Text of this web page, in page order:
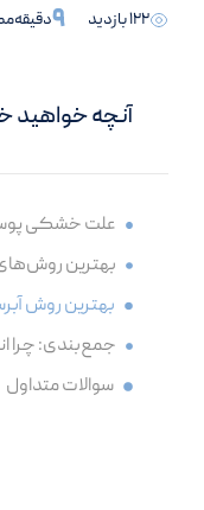
122 بازدید 9دقیقه
آنچه خواهید
سوالات متداول